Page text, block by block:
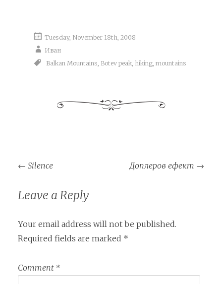
Tuesday, November 18th, 2008
Иван
Balkan Mountains, Botev peak, hiking, mountains
Post
navigation
← Silence Доплеров ефект →
Leave a Reply
Your email address will not be published.
Required fields are marked *
Comment *